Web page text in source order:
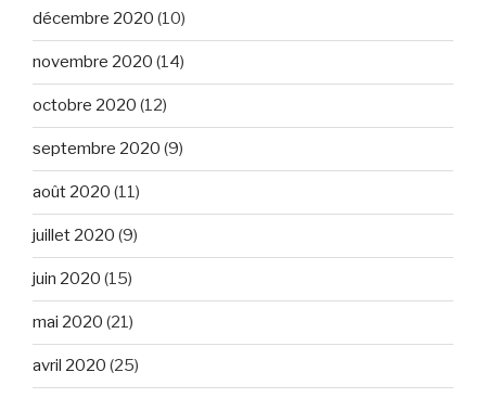
décembre 2020 (10)
novembre 2020 (14)
octobre 2020 (12)
septembre 2020 (9)
août 2020 (11)
juillet 2020 (9)
juin 2020 (15)
mai 2020 (21)
avril 2020 (25)